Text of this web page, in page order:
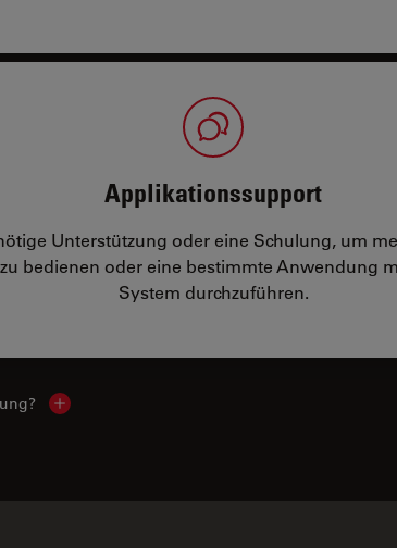
Applikationssupport
Unterstützung oder eine Schulung, um
bedienen oder eine bestimmte Anwendung
System durchzuführen.
Show local contacts